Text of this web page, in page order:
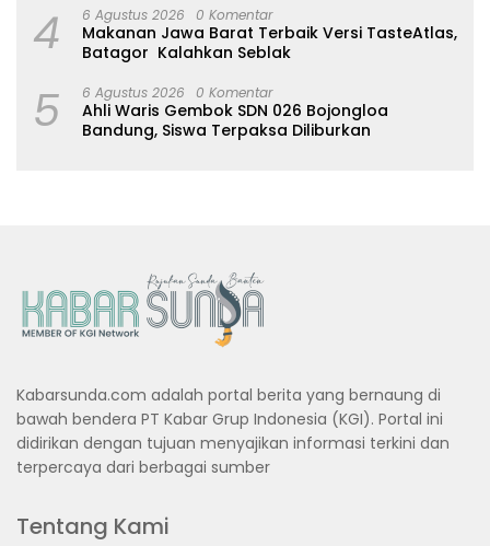
4 6 Agustus 2026 0 Komentar
Makanan Jawa Barat Terbaik Versi TasteAtlas,
Batagor Kalahkan Seblak
5 6 Agustus 2026 0 Komentar
Ahli Waris Gembok SDN 026 Bojongloa
Bandung, Siswa Terpaksa Diliburkan
Kabarsunda.com adalah portal berita yang bernaung di
bawah bendera PT Kabar Grup Indonesia (KGI). Portal ini
didirikan dengan tujuan menyajikan informasi terkini dan
terpercaya dari berbagai sumber
Tentang Kami